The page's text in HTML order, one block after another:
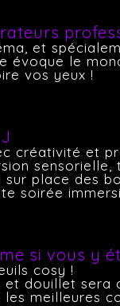
et
évoque le
vos yeux !
créativité et
place des
soirée
si vous y
cosy !
douillet sera
meilleures